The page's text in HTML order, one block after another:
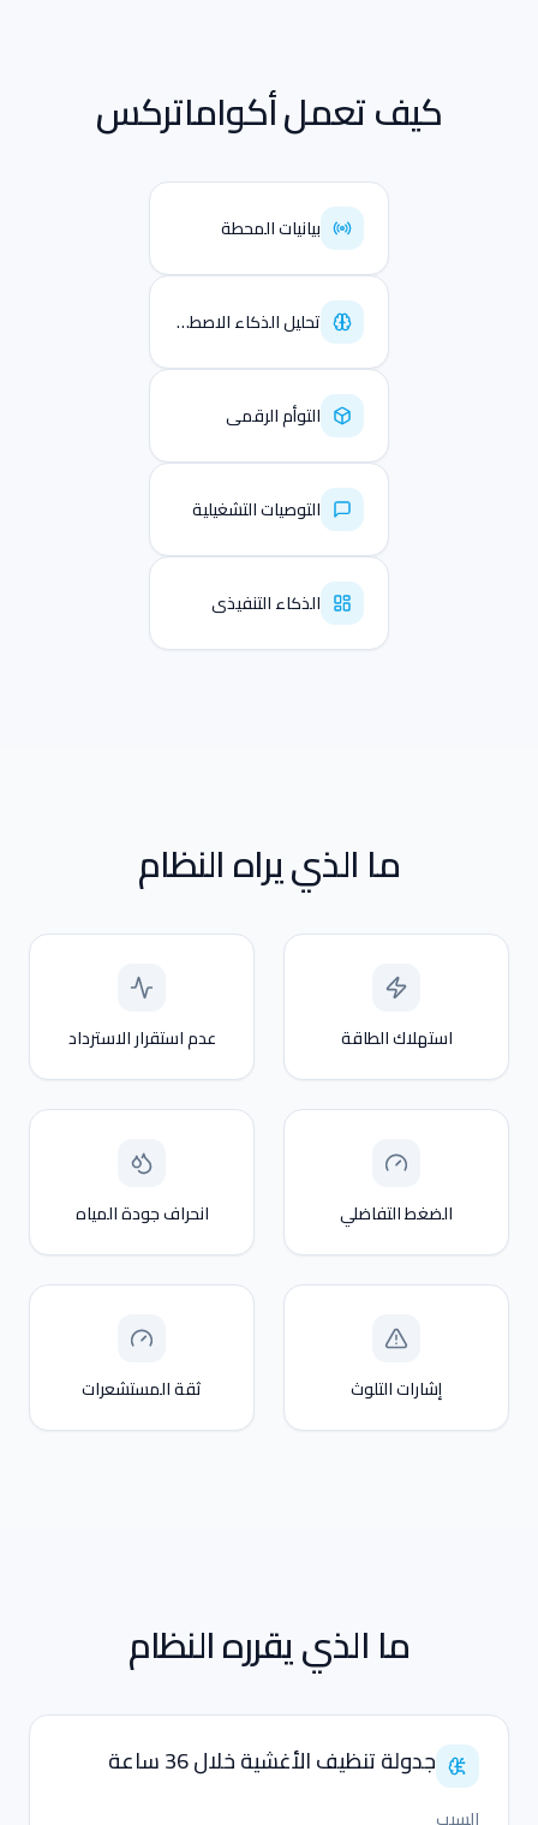
كيف تعمل أكواماتركس
بيانيات المحطة
تحليل الذكاء الاصطناعي
التوأم الرقمي
التوصيات التشغيلية
الذكاء التنفيذي
ما الذي يراه النظام
استهلاك الطاقة عدم استقرار الاسترداد
الضغط التفاضلي انحراف جودة المياه
إشارات التلوث ثقة المستشعرات
ما الذي يقرره النظام
جدولة تنظيف الأغشية خلال 36 ساعة